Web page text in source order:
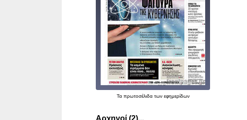
Τα πρωτοσέλιδατων εφημερίδων
Αρχηγοί (2)...